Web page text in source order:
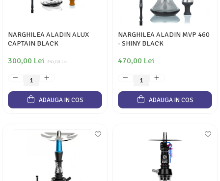
NARGHILEA ALADIN ALUX
CAPTAIN BLACK
350,00 Lei
300,00 Lei
ADAUGA IN COS
NARGHILEA ALADIN MVP 460
- SHINY BLACK
470,00 Lei
ADAUGA IN COS